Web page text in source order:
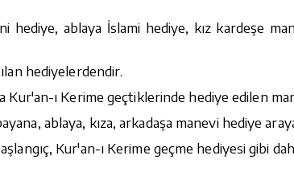
ablaya İslami hediye, kız kardeşe
hediyelerdendir.
Kur'an-ı Kerime geçtiklerinde hediye edilen
ablaya, kıza, arkadaşa manevi hediye
Kur'an-ı Kerime geçme hediyesi gibi